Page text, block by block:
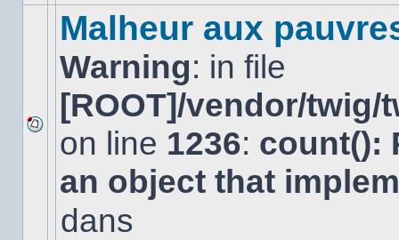
Aucun
nouveau
message
non-
dans
Malheur aux
Warning: in file
[ROOT]/vendor/
on line 1236: count():
an object that
dans